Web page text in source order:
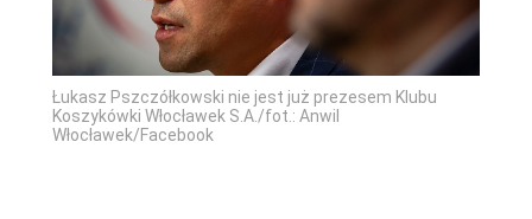
Łukasz Pszczółkowski nie jest już prezesem Klubu
Koszykówki Włocławek S.A./fot.: Anwil
Włocławek/Facebook